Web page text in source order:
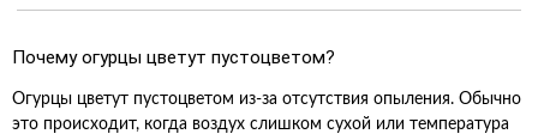
Почему огурцы цветут пустоцветом?
Огурцы цветут пустоцветом из-за отсутствия опыления. Обычно
это происходит, когда воздух слишком сухой или температура